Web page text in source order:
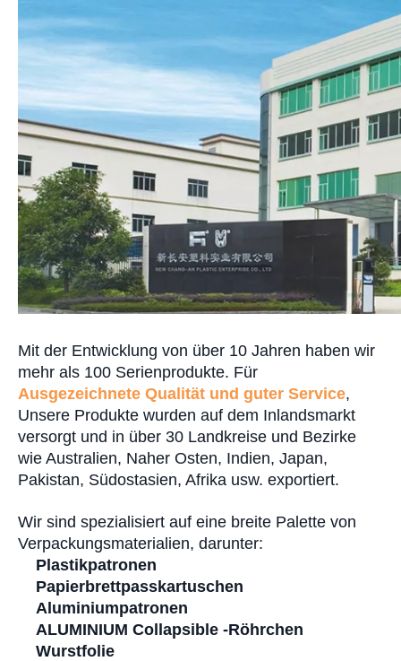
Mit der Entwicklung von über 10 Jahren haben wir
mehr als 100 Serienprodukte. Für
Ausgezeichnete Qualität und guter Service,
Unsere Produkte wurden auf dem Inlandsmarkt
versorgt und in über 30 Landkreise und Bezirke
wie Australien, Naher Osten, Indien, Japan,
Pakistan, Südostasien, Afrika usw. exportiert.
Wir sind spezialisiert auf eine breite Palette von
Verpackungsmaterialien, darunter:
Plastikpatronen
Papierbrettpasskartuschen
Aluminiumpatronen
ALUMINIUM Collapsible -Röhrchen
Wurstfolie